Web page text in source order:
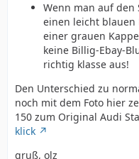
Wenn man auf den
einen leicht blauen
einer grauen
keine Billig-Ebay-
richtig klasse aus!
Den Unterschied zu
noch mit dem Foto hier
150 zum Original Audi
klick
gruß, olz